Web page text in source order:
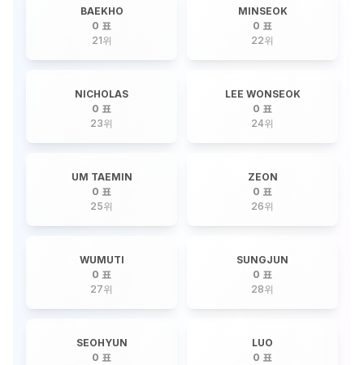
BAEKHO
0 표
21위
MINSEOK
0 표
22위
NICHOLAS
0 표
23위
LEE WONSEOK
0 표
24위
UM TAEMIN
0 표
25위
ZEON
0 표
26위
WUMUTI
0 표
27위
SUNGJUN
0 표
28위
SEOHYUN
0 표
LUO
0 표